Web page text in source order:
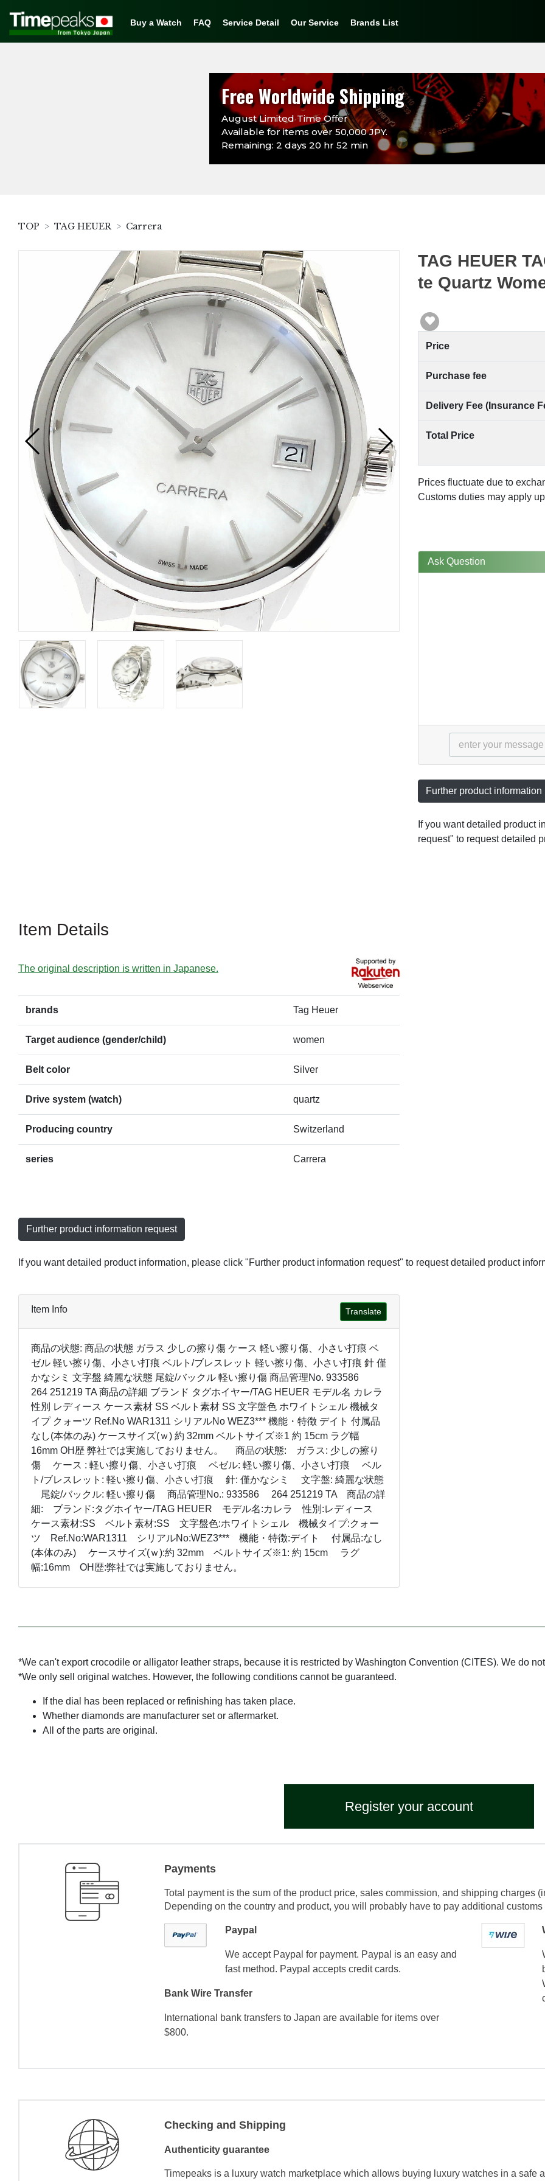
Buy a Watch FAQ Service Detail Our Service Brands List
Free Worldwide Shipping
August Limited Time Offer
Available for items over 50,000 JPY.
Remaining: 2 days 20 hr 52 min
TOP TAG HEUER Carrera
TAG HEUER
te Quartz
Price
Purchase fee
Delivery Fee (Insurance
Total Price
Prices fluctuate due to
Customs duties may apply
Ask Question
Further product information
If you want detailed product
request" to request detailed
Item Details
The original description is written in Japanese.
brands Tag Heuer
Target audience (gender/child) women
Belt color Silver
Drive system (watch) quartz
Producing country Switzerland
series Carrera
Further product information request
If you want detailed product information, please click "Further product information request" to request detailed product
Item Info Translate
商品の状態: 商品の状態 ガラス 少しの擦り傷 ケース 軽い擦り傷、小さい打痕 ベ
ゼル 軽い擦り傷、小さい打痕 ベルト/ブレスレット 軽い擦り傷、小さい打痕 針 僅
かなシミ 文字盤 綺麗な状態 尾錠/バックル 軽い擦り傷 商品管理No. 933586
264 251219 TA 商品の詳細 ブランド タグホイヤー/TAG HEUER モデル名 カレラ
性別 レディース ケース素材 SS ベルト素材 SS 文字盤色 ホワイトシェル 機械タ
イプ クォーツ Ref.No WAR1311 シリアルNo WEZ3*** 機能・特徴 デイト 付属品
なし(本体のみ) ケースサイズ(ｗ) 約 32mm ベルトサイズ※1 約 15cm ラグ幅
16mm OH歴 弊社では実施しておりません。 商品の状態: ガラス: 少しの擦り
傷 ケース : 軽い擦り傷、小さい打痕 ベゼル: 軽い擦り傷、小さい打痕 ベル
ト/ブレスレット: 軽い擦り傷、小さい打痕 針: 僅かなシミ 文字盤: 綺麗な状態
尾錠/バックル: 軽い擦り傷 商品管理No.: 933586 264 251219 TA 商品の詳
細: ブランド:タグホイヤー/TAG HEUER モデル名:カレラ 性別:レディース
ケース素材:SS ベルト素材:SS 文字盤色:ホワイトシェル 機械タイプ:クォー
ツ Ref.No:WAR1311 シリアルNo:WEZ3*** 機能・特徴:デイト 付属品:なし
(本体のみ) ケースサイズ(ｗ):約 32mm ベルトサイズ※1: 約 15cm ラグ
幅:16mm OH歴:弊社では実施しておりません。
*We can't export crocodile or alligator leather straps, because it is restricted by Washington Convention (CITES). We do
*We only sell original watches. However, the following conditions cannot be guaranteed.
If the dial has been replaced or refinishing has taken place.
Whether diamonds are manufacturer set or aftermarket.
All of the parts are original.
Register your account
Payments
Total payment is the sum of the product price, sales commission, and shipping charges
Depending on the country and product, you will probably have to pay additional customs
Paypal
We accept Paypal for payment. Paypal is an easy and
fast method. Paypal accepts credit cards.
Bank Wire Transfer
International bank transfers to Japan are available for items over
$800.
Checking and Shipping
Authenticity guarantee
Timepeaks is a luxury watch marketplace which allows buying luxury watches in a safe